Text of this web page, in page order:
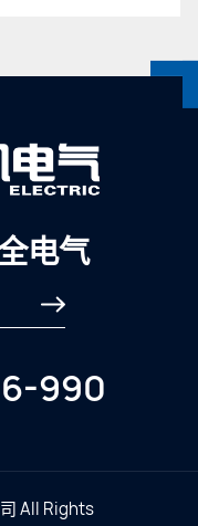
电气
990
All Rights